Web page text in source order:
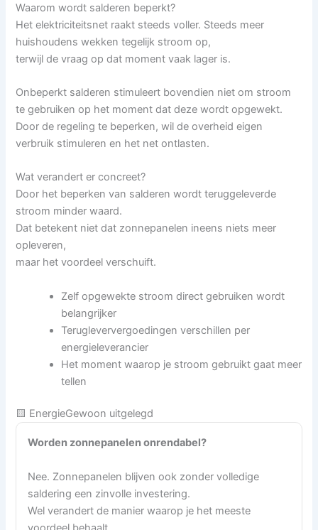
Waarom wordt salderen beperkt?
Het elektriciteitsnet raakt steeds voller. Steeds meer
huishoudens wekken tegelijk stroom op,
terwijl de vraag op dat moment vaak lager is.
Onbeperkt salderen stimuleert bovendien niet om stroom
te gebruiken op het moment dat deze wordt opgewekt.
Door de regeling te beperken, wil de overheid eigen
verbruik stimuleren en het net ontlasten.
Wat verandert er concreet?
Door het beperken van salderen wordt teruggeleverde
stroom minder waard.
Dat betekent niet dat zonnepanelen ineens niets meer
opleveren,
maar het voordeel verschuift.
Zelf opgewekte stroom direct gebruiken wordt
belangrijker
Terugleververgoedingen verschillen per
energieleverancier
Het moment waarop je stroom gebruikt gaat meer
tellen
🟨 EnergieGewoon uitgelegd
Worden zonnepanelen onrendabel?
Nee. Zonnepanelen blijven ook zonder volledige
saldering een zinvolle investering.
Wel verandert de manier waarop je het meeste